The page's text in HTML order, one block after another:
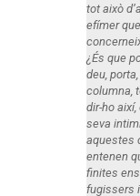
tot això
efímer
¿És que
deu,
columna,
dir-ho
seva
aquestes
entenen
finites
fugissers